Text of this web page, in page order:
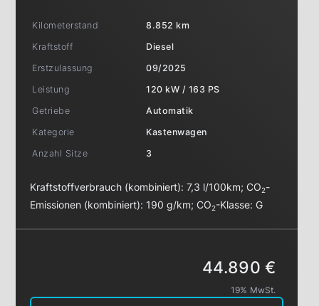
Kilometerstand
8.852 km
Kraftstoff
Diesel
Erstzulassung
09/2025
Leistung
120 kW / 163 PS
Getriebe
Automatik
Kategorie
Kastenwagen
Anzahl Sitze
3
Kraftstoffverbrauch (kombiniert):7,3 l/100km;CO2-
Emissionen (kombiniert): 190 g/km;CO2-Klasse:G
44.890 €
19% MwSt.